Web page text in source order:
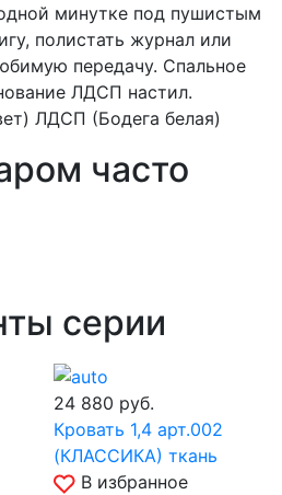
минутке под пушистым
полистать журнал или
передачу. Спальное
ЛДСП настил.
ЛДСП (Бодега белая)
часто
серии
24 880 руб.
Кровать 1,4 арт.002
(КЛАССИКА) ткань
В избранное